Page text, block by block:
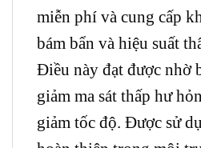
miễn phí và cung cấp
bám bẩn và hiệu suất
Điều này đạt được nhờ
giảm ma sát thấp hư
giảm tốc độ. Được sử